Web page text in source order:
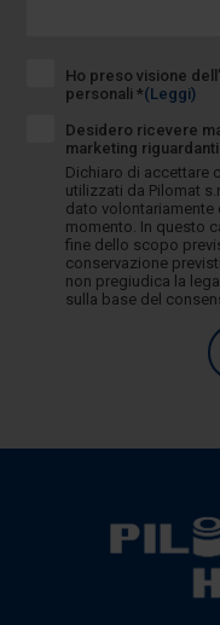
Ho preso visione
personali *(Leggi)
Desidero ricevere
marketing
Dichiaro di accettare
utilizzati da Pilomat
dato volontariamente
momento. In questo
fine dello scopo
conservazione
non pregiudica la
sulla base del